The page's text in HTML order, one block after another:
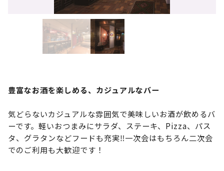
豊富なお酒を楽しめる、カジュアルなバー
気どらないカジュアルな雰囲気で美味しいお酒が飲めるバ
ーです。軽いおつまみにサラダ、ステーキ、Pizza、パス
タ、グラタンなどフードも充実‼一次会はもちろん二次会
でのご利用も大歓迎です！